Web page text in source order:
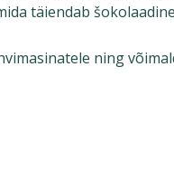
täiendab
ning